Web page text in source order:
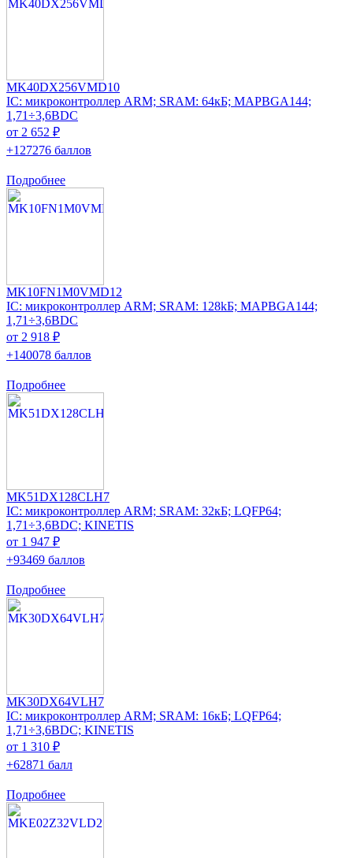
MK40DX256VMD10
IC: микроконтроллер ARM; SRAM: 64кБ; MAPBGA144;
1,71÷3,6ВDC
от 2 652 ₽
+127276 баллов
Подробнее
MK10FN1M0VMD12
IC: микроконтроллер ARM; SRAM: 128kБ; MAPBGA144;
1,71÷3,6ВDC
от 2 918 ₽
+140078 баллов
Подробнее
MK51DX128CLH7
IC: микроконтроллер ARM; SRAM: 32кБ; LQFP64;
1,71÷3,6ВDC; KINETIS
от 1 947 ₽
+93469 баллов
Подробнее
MK30DX64VLH7
IC: микроконтроллер ARM; SRAM: 16кБ; LQFP64;
1,71÷3,6ВDC; KINETIS
от 1 310 ₽
+62871 балл
Подробнее